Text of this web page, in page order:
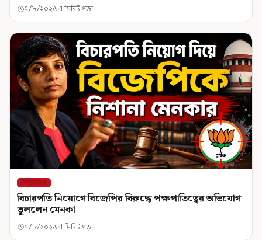
৭/৮/২০২৬ 1 মিনিট পড়া
শিরোনাম
বিচারপতি নিয়োগে বিজেপির বিরুদ্ধে পক্ষপাতিত্বের অভিযোগ
তুললেন মেনকা
৭/৮/২০২৬ 1 মিনিট পড়া